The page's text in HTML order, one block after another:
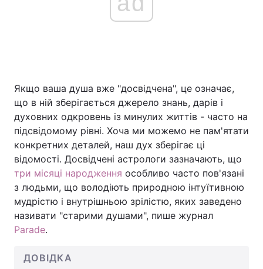
Якщо ваша душа вже "досвідчена", це означає,
що в ній зберігається джерело знань, дарів і
духовних одкровень із минулих життів - часто на
підсвідомому рівні. Хоча ми можемо не пам'ятати
конкретних деталей, наш дух зберігає ці
відомості. Досвідчені астрологи зазначають, що
три місяці народження особливо часто пов'язані
з людьми, що володіють природною інтуїтивною
мудрістю і внутрішньою зрілістю, яких заведено
називати "старими душами", пише журнал
Parade.
ДОВІДКА